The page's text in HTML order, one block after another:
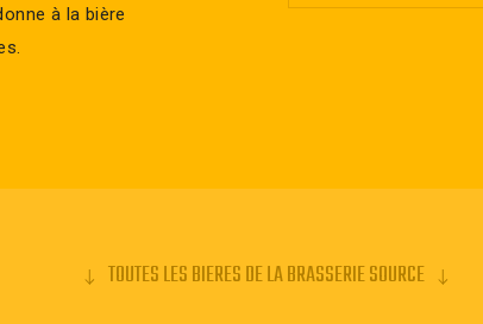
à la bière
TOUTES LES BIERES DE LA BRASSERIE SOURCE